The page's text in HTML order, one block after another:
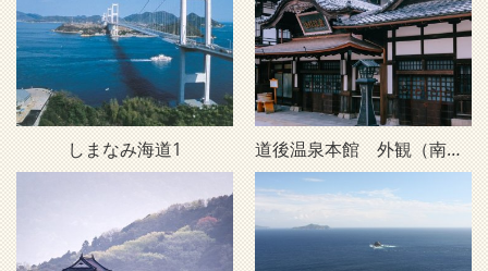
しまなみ海道1 道後温泉本館 外観（南西・昼）D2